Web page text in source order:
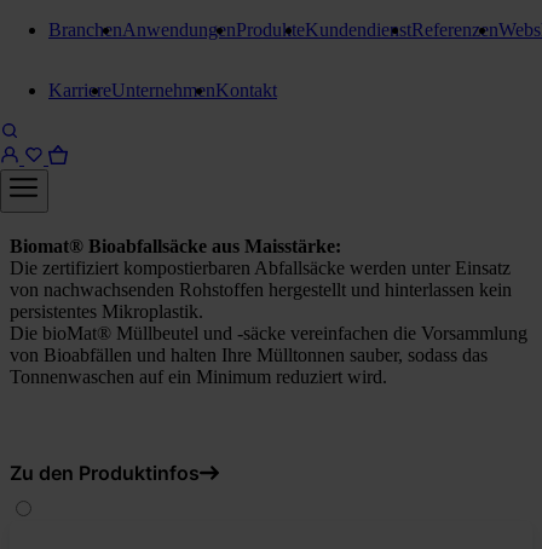
BranchenAnwendungenProdukteKundendienstReferenzen
KarriereUnternehmenKontakt
Biomat Bioabfallsäcke
Maisstärke
Biomat® Bioabfallsäcke aus Maisstärke:
Die zertifiziert kompostierbaren Abfallsäcke werden unter Einsatz
von nachwachsenden Rohstoffen hergestellt und hinterlassen kein
persistentes Mikroplastik.
Die bioMat® Müllbeutel und -säcke vereinfachen die Vorsammlung
von Bioabfällen und halten Ihre Mülltonnen sauber, sodass das
Tonnenwaschen auf ein Minimum reduziert wird.
Zu den Produktinfos